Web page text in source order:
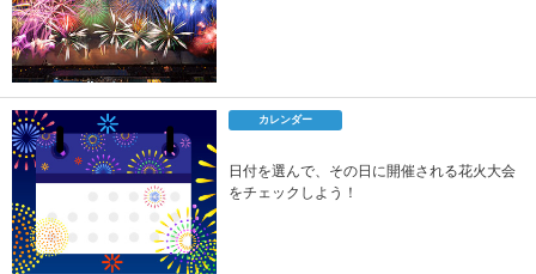
カレンダー
日付を選んで、その日に開催される花火大会
をチェックしよう！